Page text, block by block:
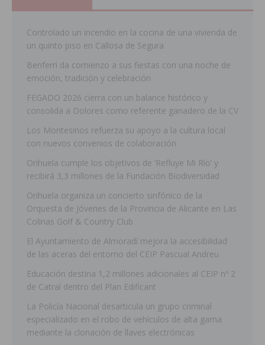
Controlado un incendio en la cocina de una vivienda de
un quinto piso en Callosa de Segura
Benferri da comienzo a sus fiestas con una noche de
emoción, tradición y celebración
FEGADO 2026 cierra con un balance histórico y
consolida a Dolores como referente ganadero de la CV
Los Montesinos refuerza su apoyo a la cultura local
con nuevos convenios de colaboración
Orihuela cumple los objetivos de ‘Refluye Mi Río’ y
recibirá 3,3 millones de la Fundación Biodiversidad
Orihuela organiza un concierto sinfónico de la
Orquesta de Jóvenes de la Provincia de Alicante en Las
Colinas Golf & Country Club
El Ayuntamiento de Almoradí mejora la accesibilidad
de las aceras del entorno del CEIP Pascual Andreu
Educación destina 1,2 millones adicionales al CEIP nº 2
de Catral dentro del Plan Edificant
La Policía Nacional desarticula un grupo criminal
especializado en el robo de vehículos de alta gama
mediante la clonación de llaves electrónicas